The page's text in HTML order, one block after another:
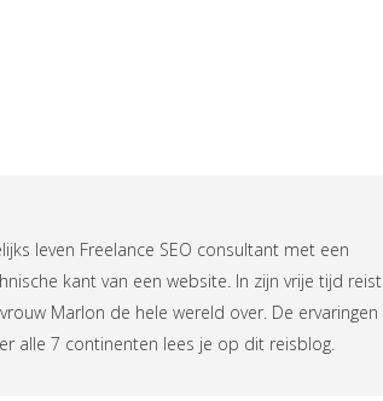
leven Freelance SEO consultant met een
kant van een website. In zijn vrije tijd reist
Marlon de hele wereld over. De ervaringen
alle 7 continenten lees je op dit reisblog.